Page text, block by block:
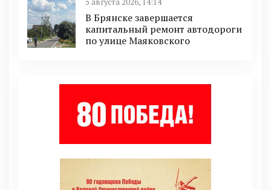
5 августа 2026, 14:14
В Брянске завершается
капитальный ремонт автодороги
по улице Маяковского